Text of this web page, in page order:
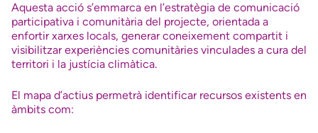
Aquesta acció s’emmarca en l’estratègia de comunicació
participativa i comunitària del projecte, orientada a
enfortir xarxes locals, generar coneixement compartit i
visibilitzar experiències comunitàries vinculades a cura del
territori i la justícia climàtica.
El mapa d’actius permetrà identificar recursos existents en
àmbits com: